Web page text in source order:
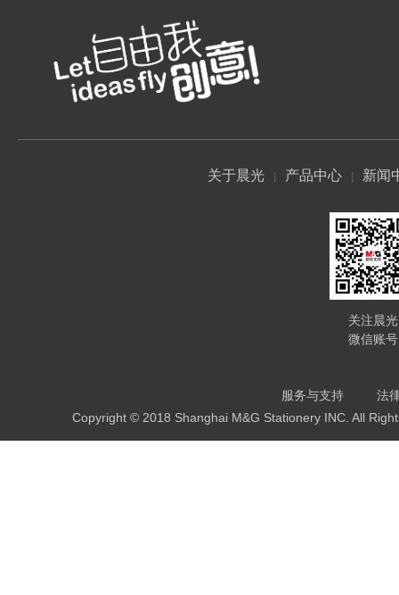
关于晨光 产品中心 新闻
关注晨光
微信账号
服务与支持
法
Copyright © 2018 Shanghai M&G Stationery INC. All